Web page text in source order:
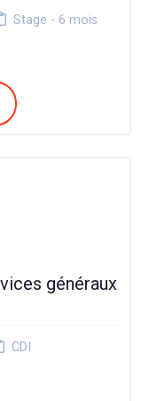
Stage - 6 mois
généraux
CDI